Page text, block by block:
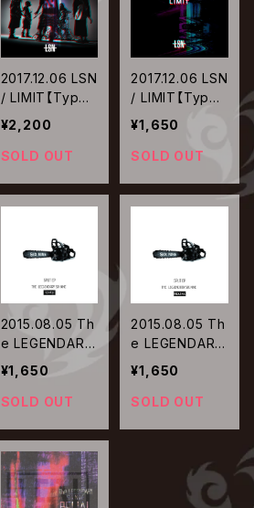
2017.12.06 LSN
/ LIMIT【Type-
A】
¥2,200
SOLD OUT
2017.12.06 LSN
/ LIMIT【Type-
B】
¥1,650
SOLD OUT
2015.08.05 Th
e LEGENDARY
SIX NINE / SPL
IT EP【TYPE-R
EUNION】
¥1,650
SOLD OUT
2015.08.05 Th
e LEGENDARY
SIX NINE / SPL
IT EP【TYPE-B
ELIAL】
¥1,650
SOLD OUT